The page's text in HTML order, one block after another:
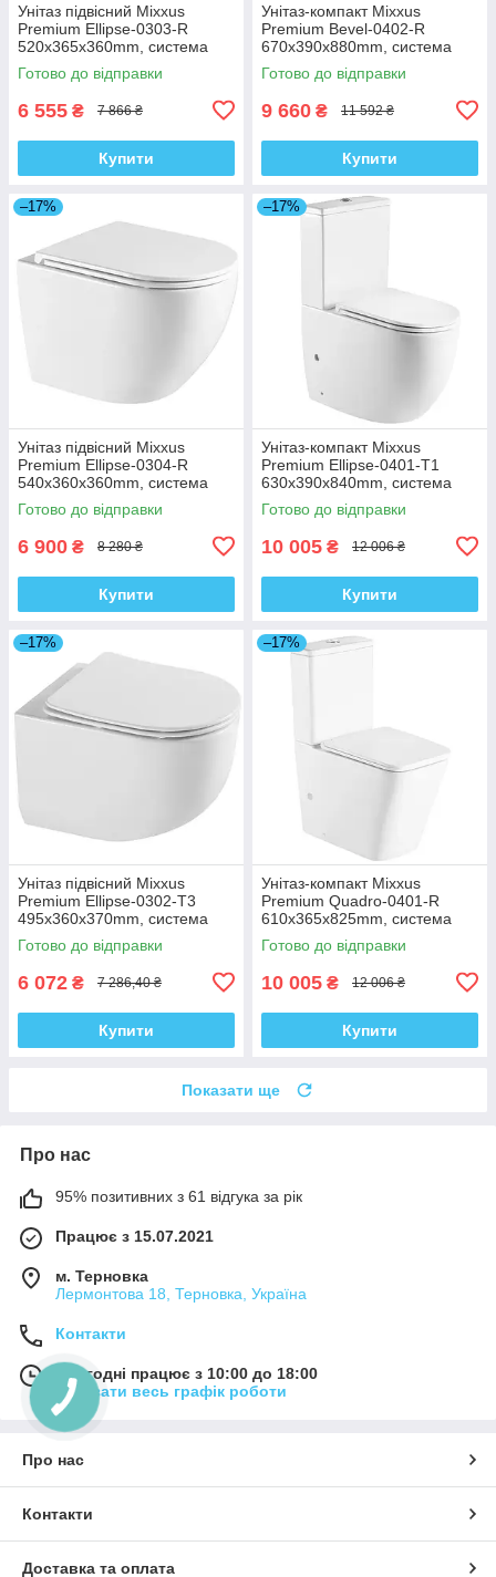
Унітаз підвісний Mixxus
Premium Ellipse-0303-R
520x365x360mm, система
змиву Rimless (MP6463)
Готово до відправки
6 555 ₴ 7 866 ₴
Купити
Унітаз-компакт Mixxus
Premium Bevel-0402-R
670x390x880mm, система
змиву RIMLESS (MP6474)
Готово до відправки
9 660 ₴ 11 592 ₴
Купити
–17%
Унітаз підвісний Mixxus
Premium Ellipse-0304-R
540x360x360mm, система
змиву Rimless (MP6466)
Готово до відправки
6 900 ₴ 8 280 ₴
Купити
–17%
Унітаз-компакт Mixxus
Premium Ellipse-0401-T1
630x390x840mm, система
змиву TORNADO 1.0
(MP6467)
Готово до відправки
10 005 ₴ 12 006 ₴
Купити
–17%
Унітаз підвісний Mixxus
Premium Ellipse-0302-T3
495x360x370mm, система
змиву Tornado 3.0 (MP6462)
Готово до відправки
6 072 ₴ 7 286,40 ₴
Купити
–17%
Унітаз-компакт Mixxus
Premium Quadro-0401-R
610x365x825mm, система
змиву RIMLESS (MP6457)
Готово до відправки
10 005 ₴ 12 006 ₴
Купити
Показати ще
Про нас
95% позитивних з 61 відгука за рік
Працює з 15.07.2021
м. Терновка
Лермонтова 18, Терновка, Україна
Контакти
Сьогодні працює з 10:00 до 18:00
Показати весь графік роботи
Про нас
Контакти
Доставка та оплата